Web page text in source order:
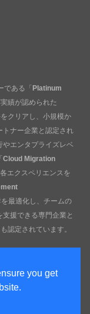
you get
である「 Platinum
績が認められた
クリアし、小規模か
トナー企業と認定され
やエンタプライズレベ
Cloud Migration
エクスペリエンスを
最適化し、チームの
援できる専門企業と
も認定されています。